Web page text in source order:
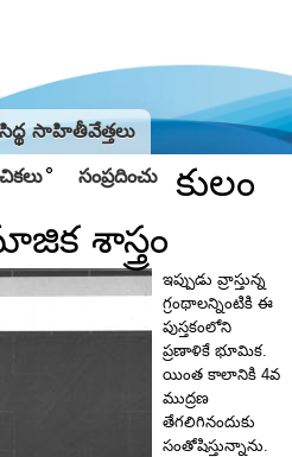
సాహితీవేత్తలు
సంప్రదించు
కులం
శాస్త్రం
ఇప్పుడు వ్రాస్తున్న
గ్రంథాలన్నింటికి ఈ
పుస్తకంలోని
ప్రణాళికే భూమిక.
యింత కాలానికి 4వ
ముద్రణ
తేగలిగినందుకు
సంతోషిస్తున్నాను.